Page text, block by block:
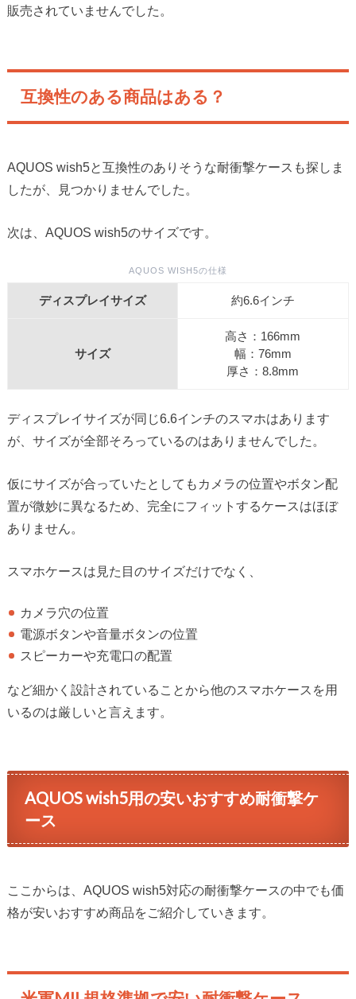
販売されていませんでした。
互換性のある商品はある？
AQUOS wish5と互換性のありそうな耐衝撃ケースも探しま
したが、見つかりませんでした。
次は、AQUOS wish5のサイズです。
AQUOS WISH5の仕様
ディスプレイサイズ 約6.6インチ
サイズ
高さ：166mm
幅：76mm
厚さ：8.8mm
ディスプレイサイズが同じ6.6インチのスマホはあります
が、サイズが全部そろっているのはありませんでした。
仮にサイズが合っていたとしてもカメラの位置やボタン配
置が微妙に異なるため、完全にフィットするケースはほぼ
ありません。
スマホケースは見た目のサイズだけでなく、
カメラ穴の位置
電源ボタンや音量ボタンの位置
スピーカーや充電口の配置
など細かく設計されていることから他のスマホケースを用
いるのは厳しいと言えます。
AQUOS wish5用の安いおすすめ耐衝撃ケ
ース
ここからは、AQUOS wish5対応の耐衝撃ケースの中でも価
格が安いおすすめ商品をご紹介していきます。